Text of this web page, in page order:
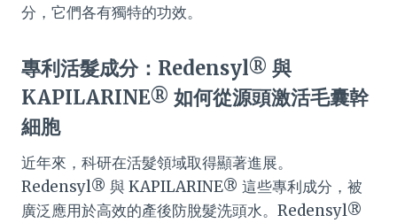
分，它們各有獨特的功效。
專利活髮成分：Redensyl® 與
KAPILARINE® 如何從源頭激活毛囊幹
細胞
近年來，科研在活髮領域取得顯著進展。
Redensyl® 與 KAPILARINE® 這些專利成分，被
廣泛應用於高效的產後防脫髮洗頭水。Redensyl®